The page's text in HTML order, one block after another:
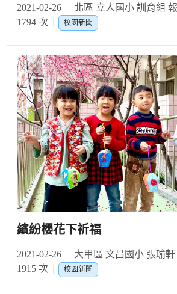
2021-02-26 北區 立人國小 訓育組
1794 次
校園新聞
繽紛櫻花下祈福
2021-02-26 大甲區 文昌國小 張瑜
1915 次
校園新聞